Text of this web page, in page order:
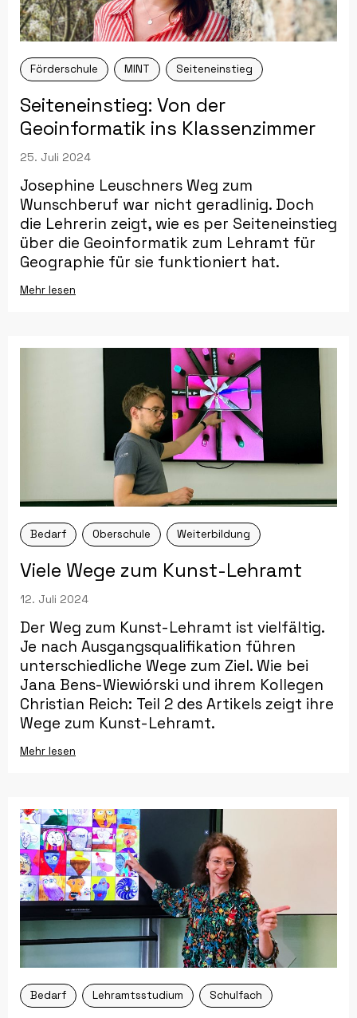
Förderschule MINT Seiteneinstieg
Seiteneinstieg: Von der
Geoinformatik ins Klassenzimmer
25. Juli 2024
Josephine Leuschners Weg zum
Wunschberuf war nicht geradlinig. Doch
die Lehrerin zeigt, wie es per Seiteneinstieg
über die Geoinformatik zum Lehramt für
Geographie für sie funktioniert hat.
Mehr lesen
Bedarf Oberschule Weiterbildung
Viele Wege zum Kunst-Lehramt
12. Juli 2024
Der Weg zum Kunst-Lehramt ist vielfältig.
Je nach Ausgangsqualifikation führen
unterschiedliche Wege zum Ziel. Wie bei
Jana Bens-Wiewiórski und ihrem Kollegen
Christian Reich: Teil 2 des Artikels zeigt ihre
Wege zum Kunst-Lehramt.
Mehr lesen
Bedarf Lehramtsstudium Schulfach